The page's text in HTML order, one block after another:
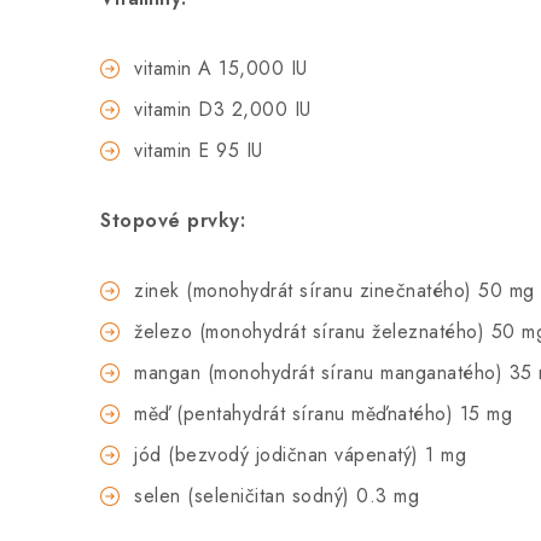
vitamin A 15,000 IU
vitamin D3 2,000 IU
vitamin E 95 IU
Stopové prvky:
zinek (monohydrát síranu zinečnatého) 50 mg
železo (monohydrát síranu železnatého) 50
mangan (monohydrát síranu manganatého) 35
měď (pentahydrát síranu měďnatého) 15 mg
jód (bezvodý jodičnan vápenatý) 1 mg
selen (seleničitan sodný) 0.3 mg